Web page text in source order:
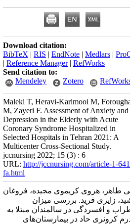
Download citation:
BibTeX | RIS | EndNote | Medlars |
| Reference Manager| RefWorks
Send citation to:
Mendeley
Zotero
Maleki T, Heravi-Karimooi M,
M, Zayeri F. Assessment of Anxiety and
Depression in the Elderly with Acute
Coronary Syndrome Hospitalized in
Selected Hospitals in Tehran 2021: A
Multicenter Cross-Sectional Study.
jccnursing 2022; 15 (3) : 6
URL: http://jccnursing.com/article-1-
fa.html
طاهر، هروی کریموی مجیده، فروغان
زایری فرید. بررسی میزان
و افسردگی در سالمندان مبتلا به
کرونری حاد در بیمارستان‌های